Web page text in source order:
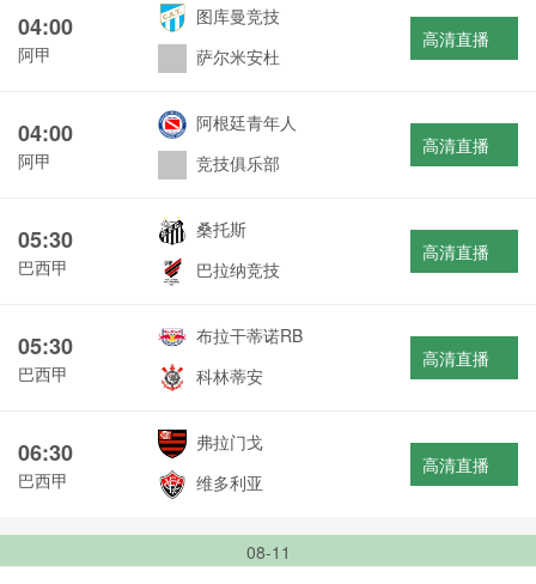
04:00
阿甲
图库曼竞技
萨尔米安杜
高清直播
04:00
阿甲
阿根廷青年人
竞技俱乐部
高清直播
05:30
巴西甲
桑托斯
巴拉纳竞技
高清直播
05:30
巴西甲
布拉干蒂诺RB
科林蒂安
高清直播
06:30
巴西甲
弗拉门戈
维多利亚
高清直播
08-11